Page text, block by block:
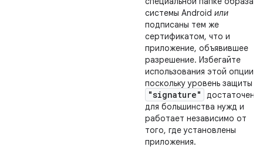
системы Android или
подписаны тем же
сертификатом, что и
приложение, объявившее
разрешение. Избегайте
использования этой опции,
поскольку уровень защиты
"signature"
достаточен
для большинства нужд и
работает независимо от
того, где установлены
приложения.